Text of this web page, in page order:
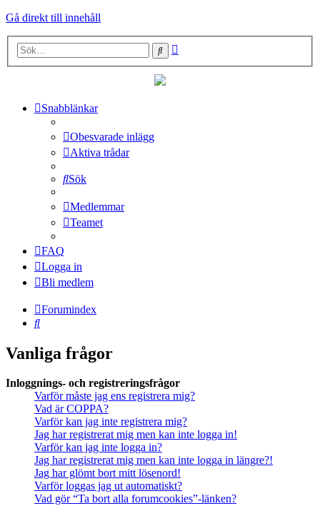
Gå direkt till innehåll
Sök
Snabblänkar
Obesvarade inlägg
Aktiva trådar
Sök
Medlemmar
Teamet
FAQ
Logga in
Bli medlem
Forumindex
Sök
Vanliga frågor
Inloggnings- och registreringsfrågor
Varför måste jag ens registrera mig?
Vad är COPPA?
Varför kan jag inte registrera mig?
Jag har registrerat mig men kan inte logga in!
Varför kan jag inte logga in?
Jag har registrerat mig men kan inte logga in längre?!
Jag har glömt bort mitt lösenord!
Varför loggas jag ut automatiskt?
Vad gör “Ta bort alla forumcookies”-länken?